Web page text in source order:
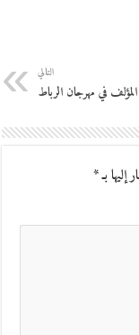
التالي
في مهرجان الرباط
إليها بـ*